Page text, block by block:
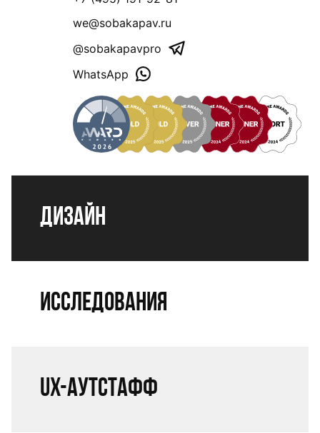
we@sobakapav.ru
@sobakapavpro
WhatsApp
Дизайн
Исследования
UX-аутстафф